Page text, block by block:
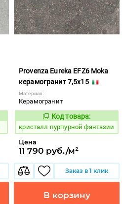
Provenza Eureka EFZ6 Moka
керамогранит 7,5x15
Материал:
Керамогранит
821987
Код товара:
кристалл пурпурной фантазии
Цена
11 790 руб./м²
Заказ в 1 клик
В корзину